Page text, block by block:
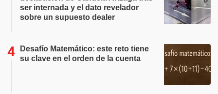
ser internada y el dato revelador
sobre un supuesto dealer
Desafío Matemático: este reto tiene
su clave en el orden de la cuenta